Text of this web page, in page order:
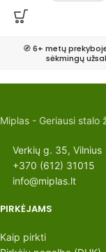
🧭 6+ metų
sėkmingų
Miplas - Geriausi stalo
Verkių g. 35, Vilnius
+370 (612) 31015
info@miplas.lt
PIRKĖJAMS
Kaip pirkti